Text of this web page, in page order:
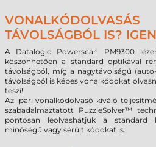
TÁVOLSÁGBÓL IS?
A Datalogic Powerscan PM9300
köszönhetően a standard optikával
távolságból, míg a nagytávolságú
távolságból is képes vonalkódokat
teszi!
Az ipari vonalkódolvasó kiváló
szabadalmaztatott PuzzleSolver™
pontosan leolvashatjuk a
minőségű vagy sérült kódokat is.